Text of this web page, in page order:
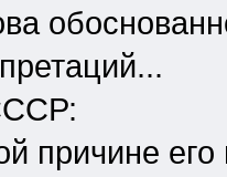
причине